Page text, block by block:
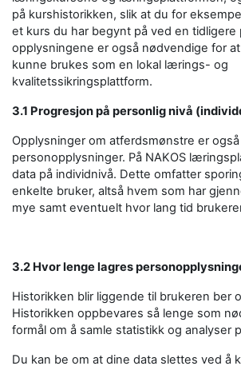
på kurshistorikken, slik at du for
et kurs du har begynt på ved en tidligere
opplysningene er også nødvendige for
kunne brukes som en lokal lærings- og
kvalitetssikringsplattform.
3.1 Progresjon på personlig nivå
Opplysninger om atferdsmønstre er
personopplysninger. På NAKOS
data på individnivå. Dette omfatter
enkelte bruker, altså hvem som har
mye samt eventuelt hvor lang tid
3.2 Hvor lenge lagres
Historikken blir liggende til brukeren ber
Historikken oppbevares så lenge som
formål om å samle statistikk og analyser
Du kan be om at dine data slettes ved å